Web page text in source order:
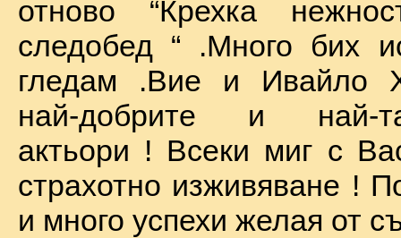
отново “Крехка
следобед “ .Много бих
гледам .Вие и Ивайло
най-добрите и най-
актьори ! Всеки миг с
страхотно изживяване !
и много успехи желая от